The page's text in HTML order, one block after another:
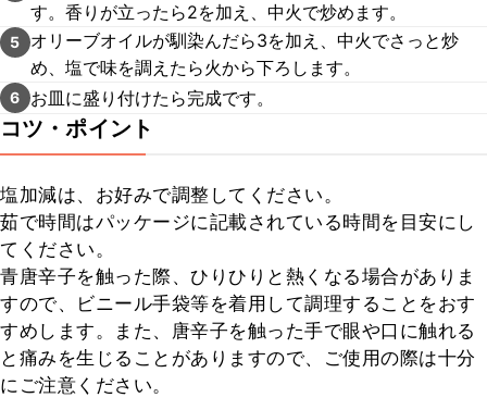
す。香りが立ったら2を加え、中火で炒めます。
5
オリーブオイルが馴染んだら3を加え、中火でさっと炒
め、塩で味を調えたら火から下ろします。
6 お皿に盛り付けたら完成です。
コツ・ポイント
塩加減は、お好みで調整してください。
茹で時間はパッケージに記載されている時間を目安にし
てください。
青唐辛子を触った際、ひりひりと熱くなる場合がありま
すので、ビニール手袋等を着用して調理することをおす
すめします。また、唐辛子を触った手で眼や口に触れる
と痛みを生じることがありますので、ご使用の際は十分
にご注意ください。